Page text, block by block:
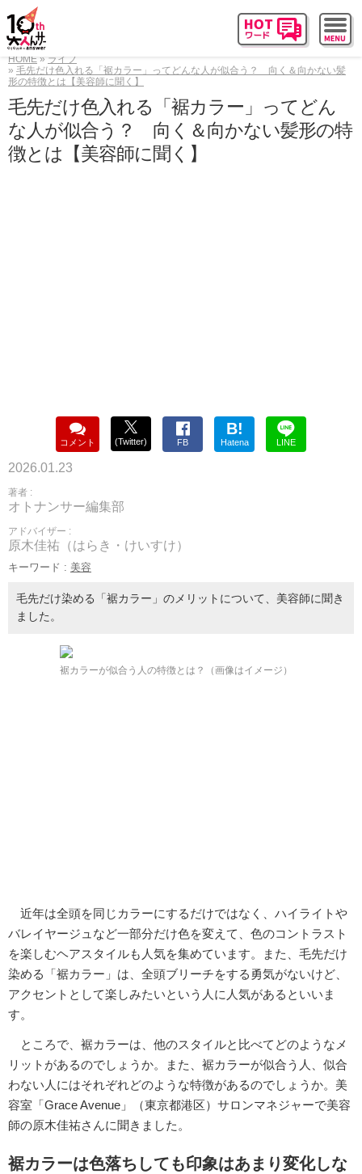
HOME
ライフ
毛先だけ色入れる「裾カラー」ってどんな人が似合う？ 向く＆向かない髪
形の特徴とは【美容師に聞く】
毛先だけ色入れる「裾カラー」ってどん
な人が似合う？ 向く＆向かない髪形の特
徴とは【美容師に聞く】
コメント (Twitter) FB
B!
Hatena LINE
2026.01.23
著者 :
オトナンサー編集部
アドバイザー :
原木佳祐（はらき・けいすけ）
キーワード : 美容
毛先だけ染める「裾カラー」のメリットについて、美容師に聞き
ました。
裾カラーが似合う人の特徴とは？（画像はイメージ）
近年は全頭を同じカラーにするだけではなく、ハイライトや
バレイヤージュなど一部分だけ色を変えて、色のコントラスト
を楽しむヘアスタイルも人気を集めています。また、毛先だけ
染める「裾カラー」は、全頭ブリーチをする勇気がないけど、
アクセントとして楽しみたいという人に人気があるといいま
す。
ところで、裾カラーは、他のスタイルと比べてどのようなメ
リットがあるのでしょうか。また、裾カラーが似合う人、似合
わない人にはそれぞれどのような特徴があるのでしょうか。美
容室「Grace Avenue」（東京都港区）サロンマネジャーで美容
師の原木佳祐さんに聞きました。
裾カラーは色落ちしても印象はあまり変化しな